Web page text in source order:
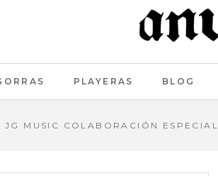
PLAYERAS BLOG
JG MUSIC COLABORACIÓN ESPECIAL